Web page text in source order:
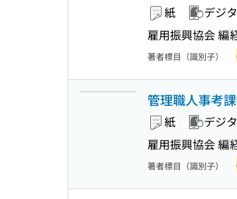
紙 デジ
雇用振興協会 編
著者標目（識別子）
管理職人事考
紙 デジ
雇用振興協会 編
著者標目（識別子）